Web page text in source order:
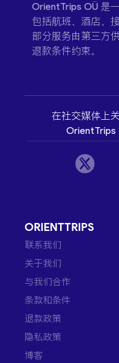
OrientTrips OÜ 是
包括航班、酒店、
部分服务由第三方
退款条件约束。
在社交媒体上
OrientTrips
ORIENTTRIPS
联系我们
关于我们
与我们合作
条款和条件
退款政策
隐私政策
博客